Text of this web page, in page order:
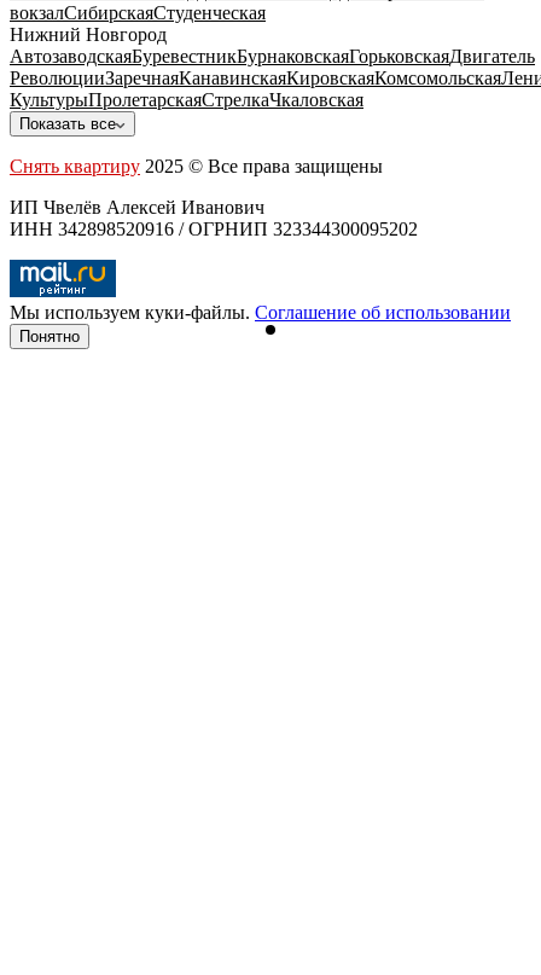
вокзалСибирскаяСтуденческая
Нижний Новгород
АвтозаводскаяБуревестникБурнаковскаяГорьковскаяДвигатель
РеволюцииЗаречнаяКанавинскаяКировскаяКомсомольская
КультурыПролетарскаяСтрелкаЧкаловская
Показать все
Снять квартиру 2025 © Все права защищены
ИП Чвелёв Алексей Иванович
ИНН 342898520916 / ОГРНИП 323344300095202
Мы используем куки-файлы. Соглашение об использовании
Понятно